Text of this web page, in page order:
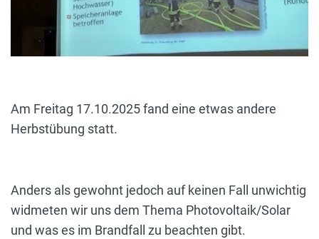
Am Freitag 17.10.2025 fand eine etwas andere
Herbstübung statt.
Anders als gewohnt jedoch auf keinen Fall unwichtig
widmeten wir uns dem Thema Photovoltaik/Solar
und was es im Brandfall zu beachten gibt.